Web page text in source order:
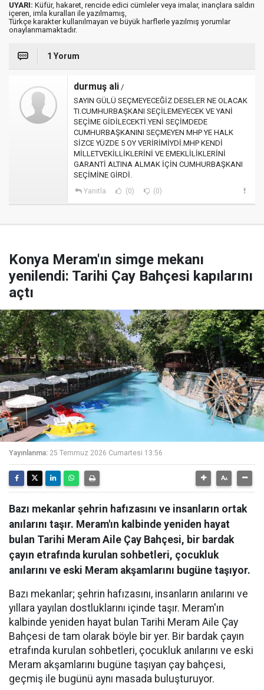
UYARI: Küfür, hakaret, rencide edici cümleler veya imalar, inançlara saldırı
içeren, imla kuralları ile yazılmamış,
Türkçe karakter kullanılmayan ve büyük harflerle yazılmış yorumlar
onaylanmamaktadır.
1 Yorum
durmuş ali /
SAYIN GÜLÜ SEÇMEYECEĞİZ DESELER NE OLACAK
TI.CUMHURBAŞKANI SEÇİLEMEYECEK VE YANİ
SEÇİME GİDİLECEKTİ.YENİ SEÇİMDEDE
CUMHURBAŞKANINI SEÇMEYEN MHP YE HALK
SİZCE YÜZDE 5 OY VERİRİMİYDİ.MHP KENDİ
MİLLETVEKİLLİKLERİNİ VE EMEKLİLİKLERİNİ
GARANTİ ALTINA ALMAK İÇİN CUMHURBAŞKANI
SEÇİMİNE GİRDİ.
Yanıtla (0) (0)
Konya Meram'ın simge mekanı
yenilendi: Tarihi Çay Bahçesi kapılarını
açtı
Yayınlanma: 25 Temmuz 2026 Cumartesi 13:56
Bazı mekanlar şehrin hafızasını ve insanların ortak
anılarını taşır. Meram'ın kalbinde yeniden hayat
bulan Tarihi Meram Aile Çay Bahçesi, bir bardak
çayın etrafında kurulan sohbetleri, çocukluk
anılarını ve eski Meram akşamlarını bugüne taşıyor.
Bazı mekanlar; şehrin hafızasını, insanların anılarını ve
yıllara yayılan dostluklarını içinde taşır. Meram'ın
kalbinde yeniden hayat bulan Tarihi Meram Aile Çay
Bahçesi de tam olarak böyle bir yer. Bir bardak çayın
etrafında kurulan sohbetleri, çocukluk anılarını ve eski
Meram akşamlarını bugüne taşıyan çay bahçesi,
geçmiş ile bugünü aynı masada buluşturuyor.